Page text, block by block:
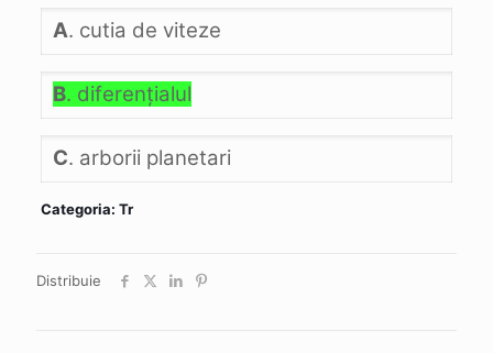
A. cutia de viteze
B. diferenţialul
C. arborii planetari
Categoria: Tr
Distribuie